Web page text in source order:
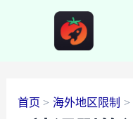
首页 海外地区限制